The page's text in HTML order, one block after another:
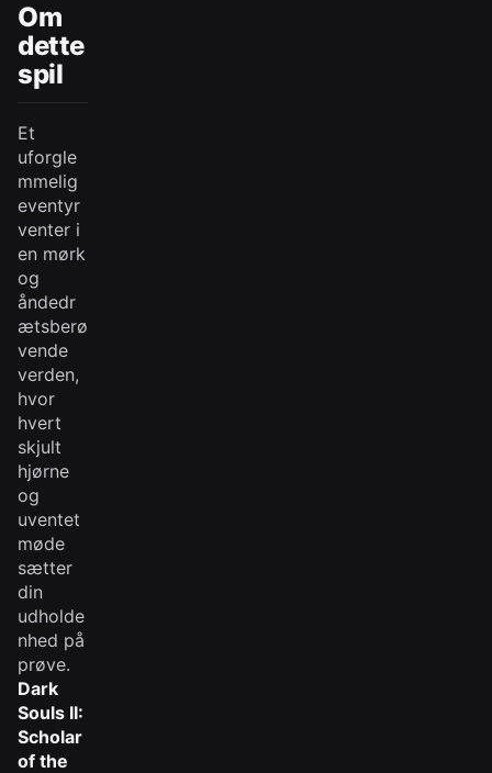
Om
dette
spil
Et
uforgle
mmelig
eventyr
venter i
en mørk
og
åndedr
ætsberø
vende
verden,
hvor
hvert
skjult
hjørne
og
uventet
møde
sætter
din
udholde
nhed på
prøve.
Dark
Souls II:
Scholar
of the